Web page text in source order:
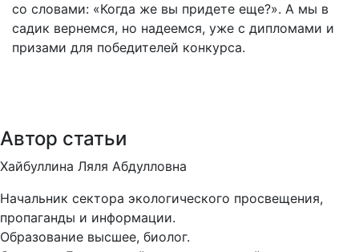
со словами: «Когда же вы придете еще?». А мы в
садик вернемся, но надеемся, уже с дипломами и
призами для победителей конкурса.
Автор статьи
Хайбуллина Ляля Абдулловна
Начальник сектора экологического просвещения,
пропаганды и информации.
Образование высшее, биолог.